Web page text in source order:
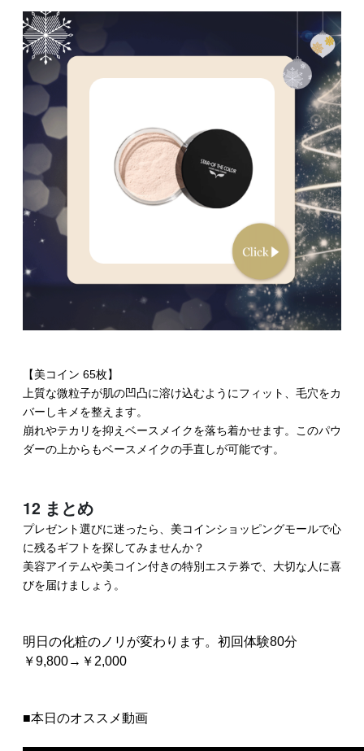
【美コイン 65枚】
上質な微粒子が肌の凹凸に溶け込むようにフィット、毛穴をカ
バーしキメを整えます。
崩れやテカリを抑えベースメイクを落ち着かせます。このパウ
ダーの上からもベースメイクの手直しが可能です。
12 まとめ
プレゼント選びに迷ったら、美コインショッピングモールで心
に残るギフトを探してみませんか？
美容アイテムや美コイン付きの特別エステ券で、大切な人に喜
びを届けましょう。
明日の化粧のノリが変わります。初回体験80分
￥9,800→￥2,000
■本日のオススメ動画